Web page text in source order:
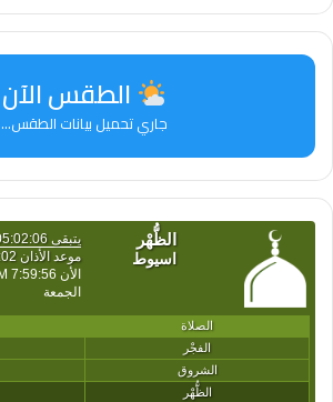
الطقس الآن
جاري تحميل بيانات الطقس...